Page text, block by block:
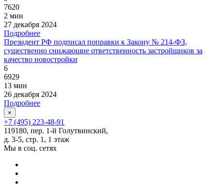
7620
2 мин
27 декабря 2024
Подробнее
Президент РФ подписал поправки к Закону № 214-ФЗ,
существенно снижающие ответственность застройщиков за
качество новостройки
6
6929
13 мин
26 декабря 2024
Подробнее
×
+7 (495) 223-48-91
119180, пер. 1-й Голутвинский,
д. 3-5, стр. 1, 1 этаж
Мы в соц. сетях